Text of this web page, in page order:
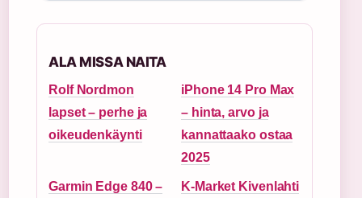
ALA MISSA NAITA
Rolf Nordmon
lapset – perhe ja
oikeudenkäynti
iPhone 14 Pro Max
– hinta, arvo ja
kannattaako ostaa
2025
Garmin Edge 840 –
K-Market Kivenlahti